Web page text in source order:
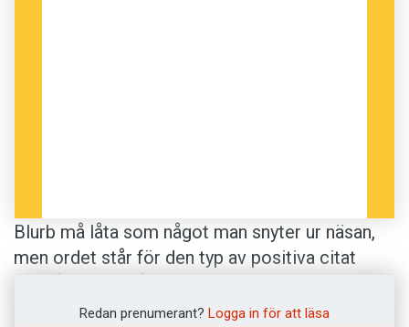
Blurb må låta som något man snyter ur näsan,
men ordet står för den typ av posi­tiva citat
filmannonser och liknande: ”Fantastisk
Redan prenumerant? Logga in för att läsa